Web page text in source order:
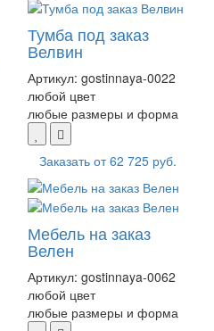
Тумба под заказ
Велвин
Артикул: gostinnaya-0022
любой цвет
любые размеры и форма
Заказать от62 725 руб.
Мебель на заказ
Велен
Артикул: gostinnaya-0062
любой цвет
любые размеры и форма